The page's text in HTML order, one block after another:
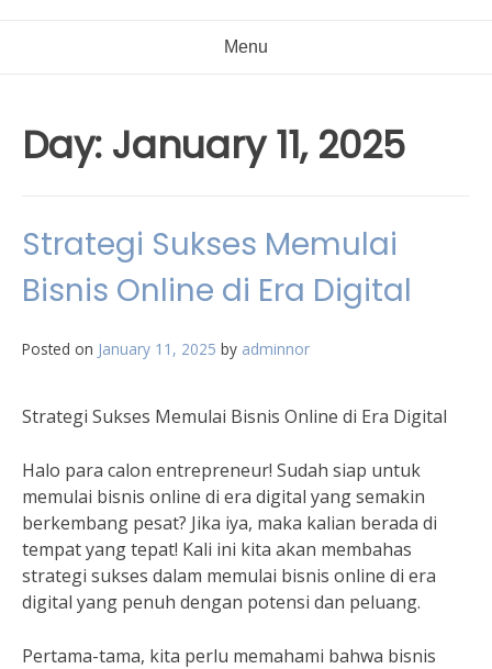
Menu
Day: January 11, 2025
Strategi Sukses Memulai
Bisnis Online di Era Digital
Posted on January 11, 2025 by adminnor
Strategi Sukses Memulai Bisnis Online di Era Digital
Halo para calon entrepreneur! Sudah siap untuk
memulai bisnis online di era digital yang semakin
berkembang pesat? Jika iya, maka kalian berada di
tempat yang tepat! Kali ini kita akan membahas
strategi sukses dalam memulai bisnis online di era
digital yang penuh dengan potensi dan peluang.
Pertama-tama, kita perlu memahami bahwa bisnis